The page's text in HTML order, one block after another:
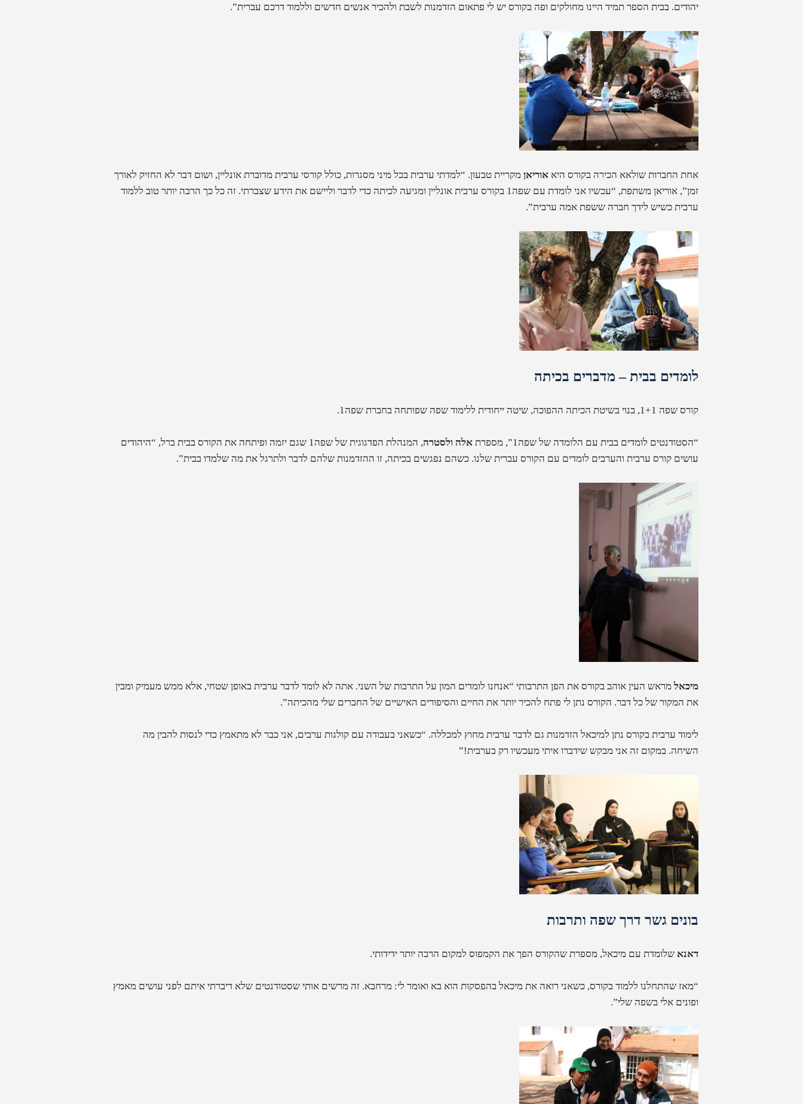
יהודים. בבית הספר תמיד היינו מחולקים ופה בקורס יש לי פתאום הזדמנות לשבת ולהכיר אנשים חדשים וללמוד דרכם עברית”.
אחת החברות שולאא הכירה בקורס היאאוריאן מקריית טבעון. “למדתי ערבית בכל מיני מסגרות, כולל קורסי ערבית מדוברת אונליין, ושום דבר לא החזיק לאורך
זמן”, אוריאן משתפת, “עכשיו אני לומדת עם שפה1 בקורס ערבית אונליין ומגיעה לכיתה כדי לדבר וליישם את הידע שצברתי. זה כל כך הרבה יותר טוב ללמוד
ערבית כשיש לידך חברה ששפת אמה ערבית”.
לומדים בבית – מדברים בכיתה
קורס שפה 1+1, בנוי בשיטת הכיתה ההפוכה, שיטה ייחודית ללימוד שפה שפותחה בחברת שפה1.
“הסטודנטים לומדים בבית עם הלומדה של שפה1”, מספרת אלה ולסטרה
, המנהלת הפדגוגית של שפה1 שגם יזמה ופיתחה את הקורס בבית ברל, “היהודים
עושים קורס ערבית והערבים לומדים עם הקורס עברית שלנו. כשהם נפגשים בכיתה, זו ההזדמנות שלהם לדבר ולתרגל את מה שלמדו בבית”.
מיכאל מראש העין אוהב בקורס את הפן התרבותי “אנחנו לומדים המון על התרבות של השני. אתה לא לומד לדבר ערבית באופן שטחי, אלא ממש מעמיק ומבין
את המקור של כל דבר. הקורס נתן לי פתח להכיר יותר את החיים והסיפורים האישיים של החברים שלי מהכיתה”.
לימוד ערבית בקורס נתן למיכאל הזדמנות גם לדבר ערבית מחוץ למכללה. “כשאני בעבודה עם קולגות ערבים, אני כבר לא מתאמץ כדי לנסות להבין מה
השיחה. במקום זה אני מבקש שידברו איתי מעכשיו רק בערבית!”
בונים גשר דרך שפה ותרבות
דאנא שלומדת עם מיכאל, מספרת שהקורס הפך את הקמפוס למקום הרבה יותר ידידותי.
“מאז שהתחלנו ללמוד בקורס, כשאני רואה את מיכאל בהפסקות הוא בא ואומר לי: מרחבא. זה מרשים אותי שסטודנטים שלא דיברתי איתם לפני עושים מאמץ
ופונים אלי בשפה שלי”.